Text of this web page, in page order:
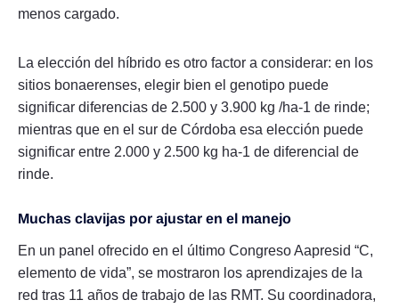
menos cargado.
La elección del híbrido es otro factor a considerar: en los
sitios bonaerenses, elegir bien el genotipo puede
significar diferencias de 2.500 y 3.900 kg /ha-1 de rinde;
mientras que en el sur de Córdoba esa elección puede
significar entre 2.000 y 2.500 kg ha-1 de diferencial de
rinde.
Muchas clavijas por ajustar en el manejo
En un panel ofrecido en el último Congreso Aapresid “C,
elemento de vida”, se mostraron los aprendizajes de la
red tras 11 años de trabajo de las RMT. Su coordinadora,